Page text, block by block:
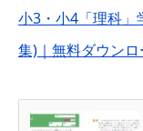
小3・小4「理科」
集)｜無料ダウン